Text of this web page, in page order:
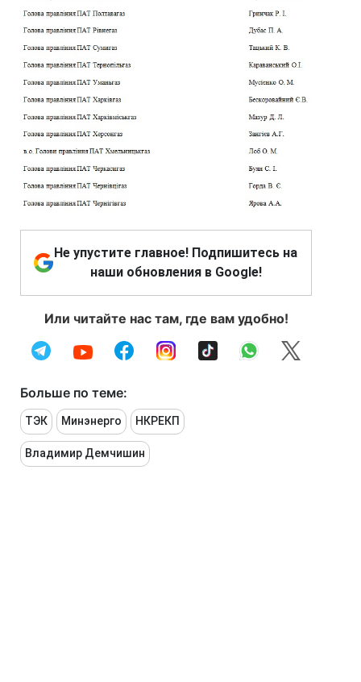
Не упустите главное! Подпишитесь на
наши обновления в Google!
Или читайте нас там, где вам удобно!
Больше по теме:
ТЭК Минэнерго НКРЕКП
Владимир Демчишин